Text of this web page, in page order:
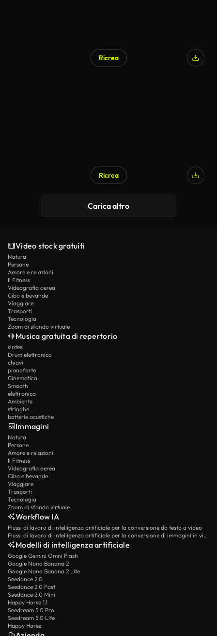
Ricrea
Ricrea
Carica altro
Video stock gratuiti
Natura
Persone
Amore e relazioni
Il Fitness
Videografia aerea
Cibo e bevande
Viaggiare
Trasporti
Tecnologia
Zoom di sfondo virtuale
Musica gratuita di repertorio
sintesi
Drum elettronico
chiavi
pianoforte
Cinematica
Smooth
elettronica
Ambiente
stringhe
batterie acustiche
Immagini
Natura
Persone
Amore e relazioni
Il Fitness
Videografia aerea
Cibo e bevande
Viaggiare
Trasporti
Tecnologia
Zoom di sfondo virtuale
Workflow IA
Flussi di lavoro di intelligenza artificiale per la conversione da testo a video
Flussi di lavoro di intelligenza artificiale per la conversione di immagini in video
Modelli di intelligenza artificiale
Google Gemini Omni Flash
Google Nano Banana 2
Google Nano Banana 2 Lite
Seedance 2.0
Seedance 2.0 Fast
Seedance 2.0 Mini
Happy Horse 1.1
Seedream 5.0 Pro
Seedream 5.0 Lite
Happy Horse